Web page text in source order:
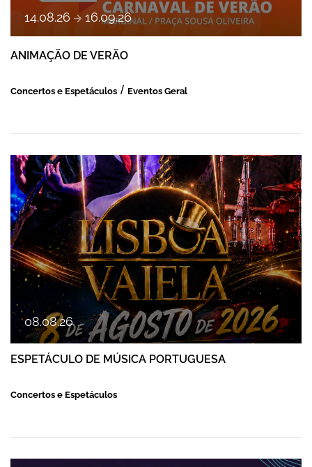
14.08.26 a 16.09.26
ANIMAÇÃO DE VERÃO
Concertos e Espetáculos Eventos Geral
ESPETÁCULO DE MÚSICA PORTUGUESA
08.08.26
ESPETÁCULO DE MÚSICA PORTUGUESA
Concertos e Espetáculos